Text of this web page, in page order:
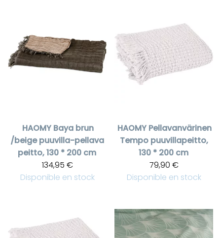
HAOMY Baya brun
/beige puuvilla-pellava
peitto, 130 * 200 cm
134,95 €
Disponible en stock
HAOMY Pellavanvärinen
Tempo puuvillapeitto,
130 * 200 cm
79,90 €
Disponible en stock